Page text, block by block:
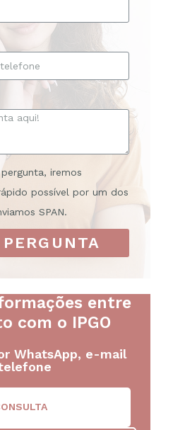
iremos
possível por um dos
SPAN.
entre
com o IPGO
WhatsApp, e-mail